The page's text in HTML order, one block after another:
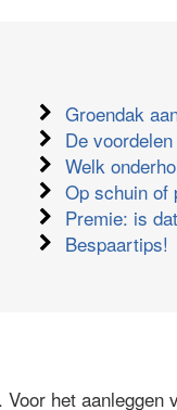
Groendak
De voordelen
Welk
Op schuin of
Premie: is
Bespaartips!
het